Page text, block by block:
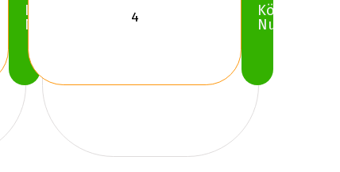
Köp
Nu
Köp
Nu